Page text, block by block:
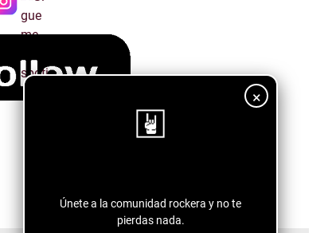
×
Únete a la comunidad rockera y no te
pierdas nada.